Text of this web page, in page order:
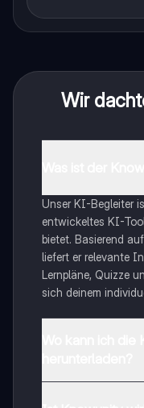
Wir
Unser KI-Begleiter
entwickeltes KI-
bietet. Basierend
liefert er relevante
Lernpläne, Quizze
sich deinem